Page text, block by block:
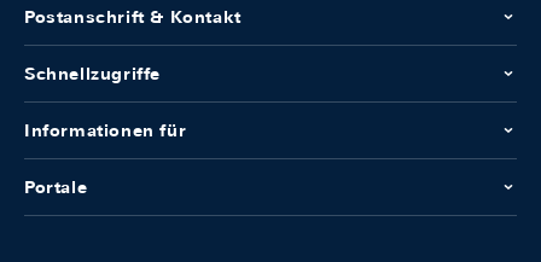
Postanschrift & Kontakt
Schnellzugriffe
Informationen für
Portale